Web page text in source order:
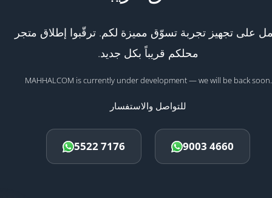
على تجهيز تجربة تسوّق مميزة لكم. ترقّبوا إطلاق متجر
محلكم قريباً بكل جديد.
MAHHALCOM is currently under development — we will be back soon.
للتواصل والاستفسار
5522 7176 9003 4660